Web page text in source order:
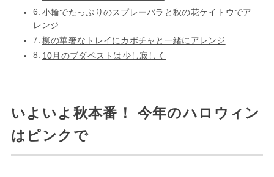
小輪でたっぷりのスプレーバラと秋の花ケイトウでア
レンジ
柳の華奢なトレイにカボチャと一緒にアレンジ
10月のブダペストは少し寂しく
いよいよ秋本番！ 今年のハロウィン
はピンクで